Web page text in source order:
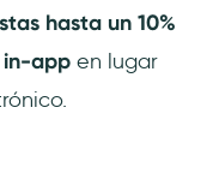
hasta un 10%
in-app en lugar